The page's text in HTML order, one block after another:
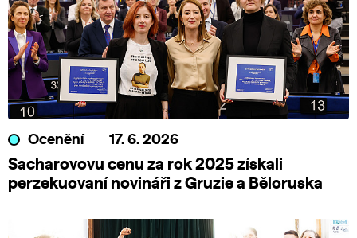
Ocenění 17. 6. 2026
Sacharovovu cenu za rok 2025 získali
perzekuovaní novináři z Gruzie a Běloruska